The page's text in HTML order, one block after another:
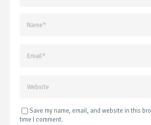
Save my name, email, and website in this
time I comment.